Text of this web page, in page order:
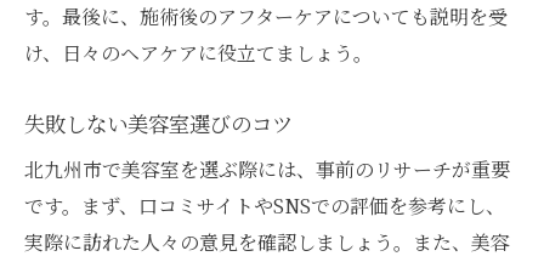
す。最後に、施術後のアフターケアについても説明を受
け、日々のヘアケアに役立てましょう。
失敗しない美容室選びのコツ
北九州市で美容室を選ぶ際には、事前のリサーチが重要
です。まず、口コミサイトやSNSでの評価を参考にし、
実際に訪れた人々の意見を確認しましょう。また、美容